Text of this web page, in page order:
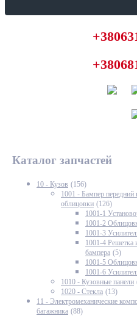
Каталог запчастей
10 - Кузов (156)
1001 - Бампер передний
облицовки (126)
1001-1
1001-2
1001-3
1001-4 Решетка
бампера (5)
1001-5
1001-6
1010 - Кузовные панели
1020 - Стекла (13)
11 - Электромеханические
багажника (88)